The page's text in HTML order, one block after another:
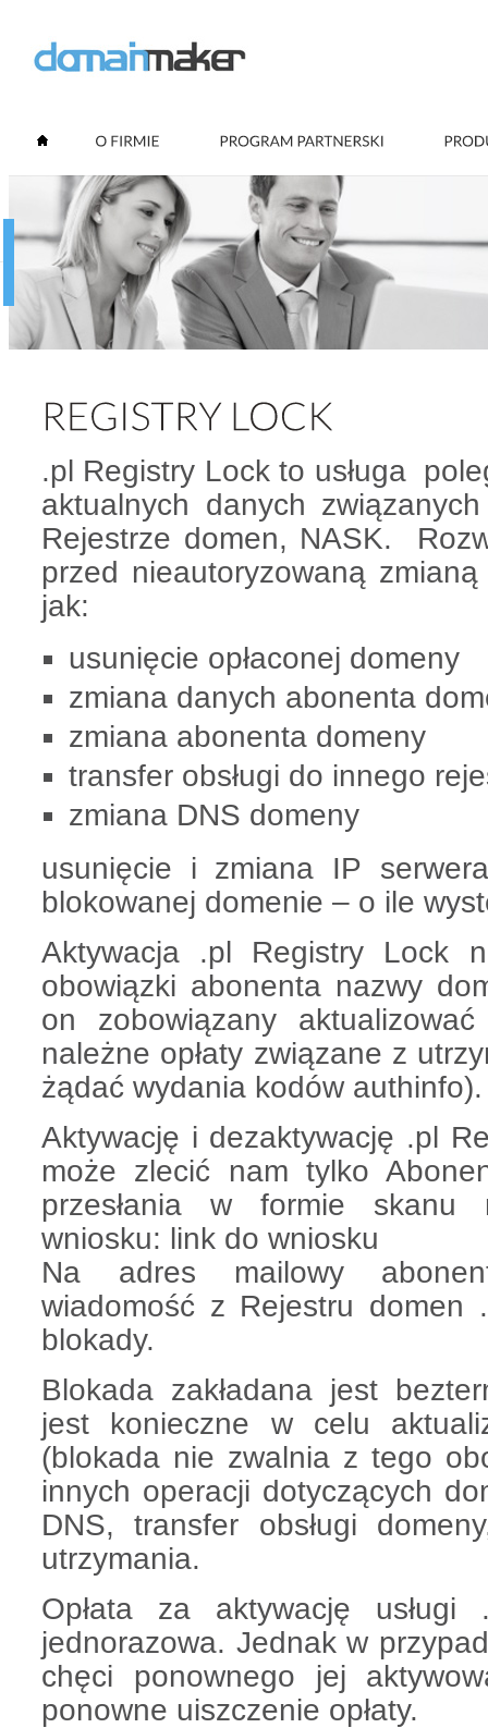
.pl Registry Lock to usługa
aktualnych danych
Rejestrze domen, NASK.
przed nieautoryzowaną
jak:
usunięcie opłaconej domeny
zmiana danych abonenta
zmiana abonenta domeny
transfer obsługi do innego
zmiana DNS domeny
usunięcie i zmiana IP
blokowanej domenie – o ile
Aktywacja .pl Registry Lock
obowiązki abonenta nazwy
on zobowiązany
należne opłaty związane z
żądać wydania kodów authinfo).
Aktywację i dezaktywację .pl
może zlecić nam tylko
przesłania w formie skanu
wniosku: link do wniosku
Na adres mailowy
wiadomość z Rejestru domen
blokady.
Blokada zakładana jest
jest konieczne w celu
(blokada nie zwalnia z tego
innych operacji dotyczących
DNS, transfer obsługi
utrzymania.
Opłata za aktywację
jednorazowa. Jednak w
chęci ponownego jej
ponowne uiszczenie opłaty.